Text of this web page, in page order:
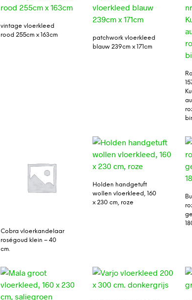
vintage vloerkleed
rood 255cm x 163cm
patchwork vloerkleed
blauw 239cm x 171cm
Cobra vloerkandelaar
roségoud klein – 40
cm.
Holden handgetuft
wollen vloerkleed, 160
x 230 cm, roze